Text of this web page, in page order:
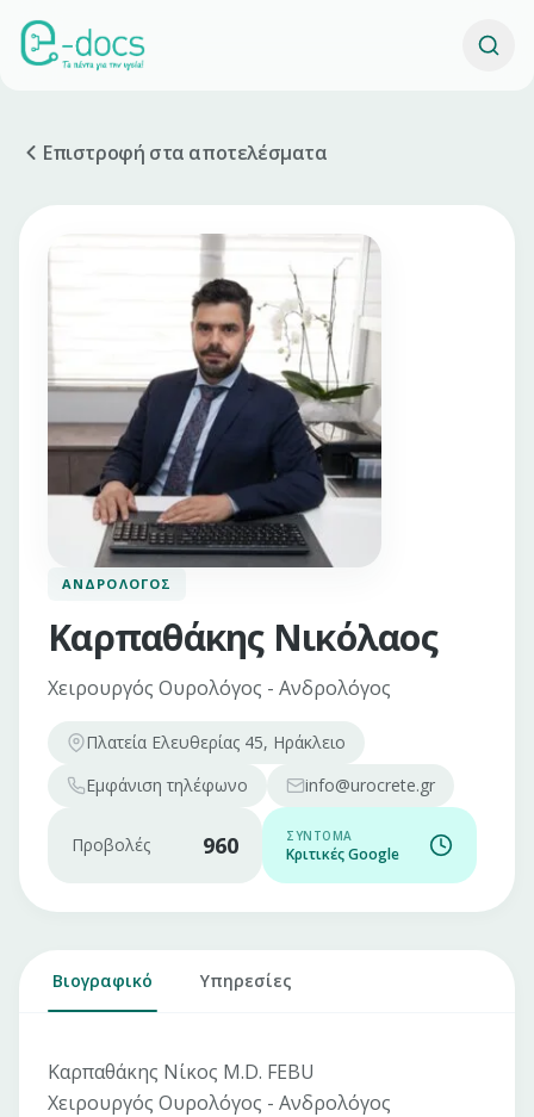
Επιστροφή στα αποτελέσματα
ΑΝΔΡΟΛΌΓΟΣ
Καρπαθάκης Νικόλαος
Χειρουργός Ουρολόγος - Ανδρολόγος
Πλατεία Ελευθερίας 45, Ηράκλειο
Εμφάνιση τηλέφωνο info@urocrete.gr
Προβολές 960 ΣΎΝΤΟΜΑ
Κριτικές Google
Βιογραφικό Υπηρεσίες
Καρπαθάκης Νίκος M.D. FEBU
Χειρουργός Ουρολόγος - Ανδρολόγος